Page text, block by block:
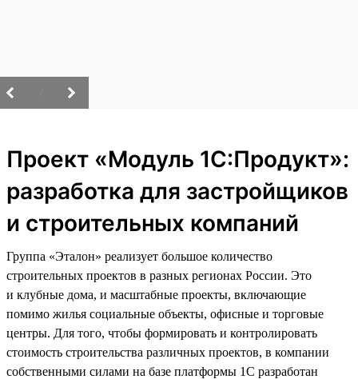
Проект «Модуль 1С:Продукт»:
разработка для застройщиков
и строительных компаний
Группа «Эталон» реализует большое количество
строительных проектов в разных регионах России. Это
и клубные дома, и масштабные проекты, включающие
помимо жилья социальные объекты, офисные и торговые
центры. Для того, чтобы формировать и контролировать
стоимость строительства различных проектов, в компании
собственными силами на базе платформы 1С разработан